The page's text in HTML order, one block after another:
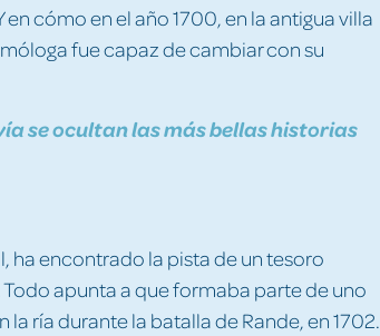
cómo en el año 1700, en la antigua villa
fue capaz de cambiar con su
se ocultan las más bellas historias
ha encontrado la pista de un tesoro
apunta a que formaba parte de uno
ría durante la batalla de Rande, en 1702.